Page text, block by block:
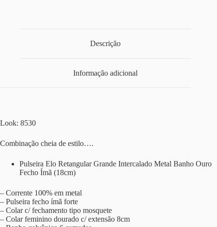
Descrição
Informação adicional
Look: 8530
Combinação cheia de estilo….
Pulseira Elo Retangular Grande Intercalado Metal Banho Ouro
Fecho Ímã (18cm)
– Corrente 100% em metal
– Pulseira fecho ímã forte
– Colar c/ fechamento tipo mosquete
– Colar feminino dourado c/ extensão 8cm